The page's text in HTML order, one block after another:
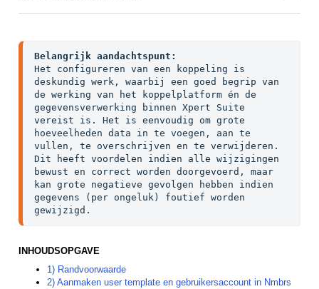
Belangrijk aandachtspunt:
Het configureren van een koppeling is
deskundig werk, waarbij een goed begrip van
de werking van het koppelplatform én de
gegevensverwerking binnen Xpert Suite
vereist is. Het is eenvoudig om grote
hoeveelheden data in te voegen, aan te
vullen, te overschrijven en te verwijderen.
Dit heeft voordelen indien alle wijzigingen
bewust en correct worden doorgevoerd, maar
kan grote negatieve gevolgen hebben indien
gegevens (per ongeluk) foutief worden
gewijzigd.
INHOUDSOPGAVE
1) Randvoorwaarde
2) Aanmaken user template en gebruikersaccount in Nmbrs